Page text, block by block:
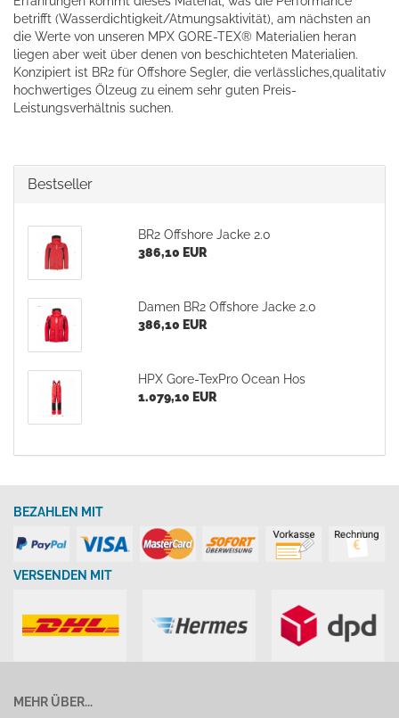
betrifft (Wasserdichtigkeit/Atmungsaktivität), am nächsten an
die Werte von unseren MPX GORE-TEX® Materialien heran
liegen aber weit über denen von beschichteten Materialien.
Konzipiert ist BR2 für Offshore Segler, die verlässliches,qualitativ
hochwertiges Ölzeug zu einem sehr guten Preis-
Leistungsverhältnis suchen.
Bestseller
BR2 Offshore Jacke 2.0
386,10 EUR
Damen BR2 Offshore Jacke 2.0
386,10 EUR
HPX Gore-TexPro Ocean Hos
1.079,10 EUR
BEZAHLEN MIT
VERSENDEN MIT
MEHR ÜBER...